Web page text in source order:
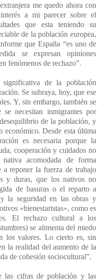
me quedo ahora con
a mi parecer sobre el
que esta teniendo su
de la población europea,
que España “es uno de
se expresan opiniones
fenómenos de rechazo”.
de la población
Se subraya, hoy, que ese
Y, sin embargo, también se
necesitan inmigrantes por
de la población, y
económico. Desde esta última
es necesaria porque la
cooperación y cuidados no
acomodada de forma
a reponer la fuerza de trabajo
y duras, que los nativos no
de basuras o el reparto a
la seguridad en las obras y
«bienestaristas», como es
El rechazo cultural a los
se alimenta del miedo
los valores. Lo cierto es, sin
la realidad del aumento de la
de cohesión sociocultural”.
las cifras de población y las